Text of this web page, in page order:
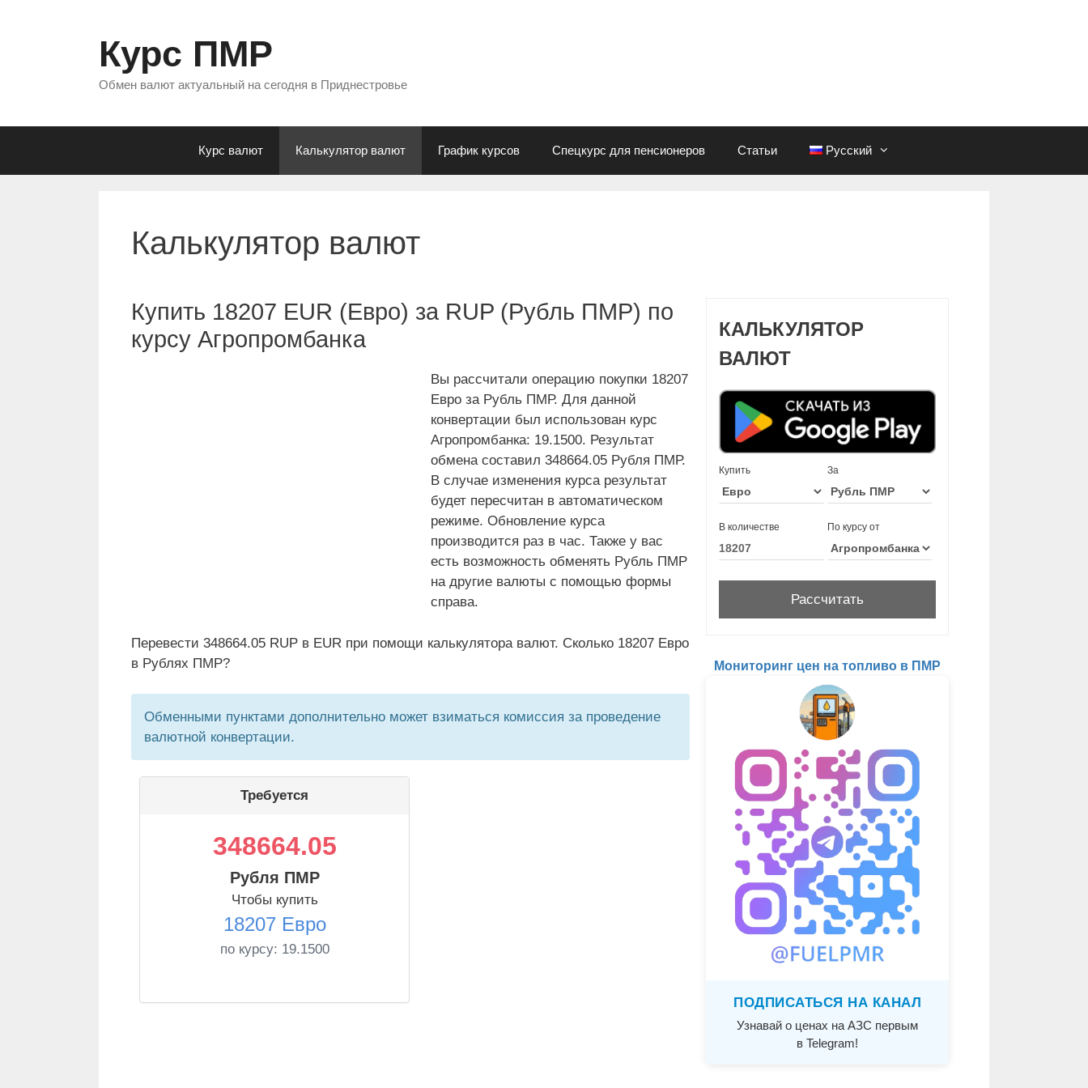
Курс ПМР
Обмен валют актуальный на сегодня в Приднестровье
Курс валют Калькулятор валют График курсов Спецкурс для пенсионеров Статьи Русский
Калькулятор валют
Купить 18207 EUR (Евро) за RUP (Рубль ПМР) по
курсу Агропромбанка
Вы рассчитали операцию покупки 18207
Евро за Рубль ПМР. Для данной
конвертации был использован курс
Агропромбанка: 19.1500. Результат
обмена составил 348664.05 Рубля ПМР.
В случае изменения курса результат
будет пересчитан в автоматическом
режиме. Обновление курса
производится раз в час. Также у вас
есть возможность обменять Рубль ПМР
на другие валюты с помощью формы
справа.
Перевести 348664.05 RUP в EUR при помощи калькулятора валют. Сколько 18207 Евро
в Рублях ПМР?
Обменными пунктами дополнительно может взиматься комиссия за проведение
валютной конвертации.
Требуется
348664.05
Рубля ПМР
Чтобы купить
18207 Евро
по курсу: 19.1500
КАЛЬКУЛЯТОР
ВАЛЮТ
Купить За
В количестве По курсу от
Мониторинг цен на топливо в ПМР
ПОДПИСАТЬСЯ НА КАНАЛ
Узнавай о ценах на АЗС первым
в Telegram!